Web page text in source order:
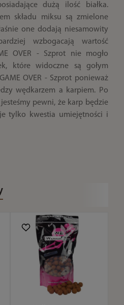
dużą ilość białka.
składu miksu są zmielone
one dodają niesamowity
wzbogacają wartość
OVER - Szprot nie mogło
które widoczne są gołym
OVER - Szprot ponieważ
wędkarzem a karpiem. Po
pewni, że karp będzie
tylko kwestia umiejętności i